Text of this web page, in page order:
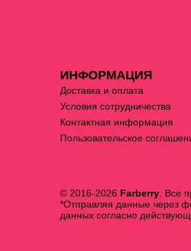
ИНФОРМАЦИЯ
Доставка и оплата
Условия сотрудничества
Контактная информация
Пользовательское
© 2016-2026 Farberry . Все
*Отправляя данные через
данных согласно